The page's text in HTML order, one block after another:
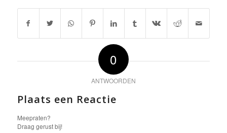
0
ANTWOORDEN
Plaats een Reactie
Meepraten?
Draag gerust bij!